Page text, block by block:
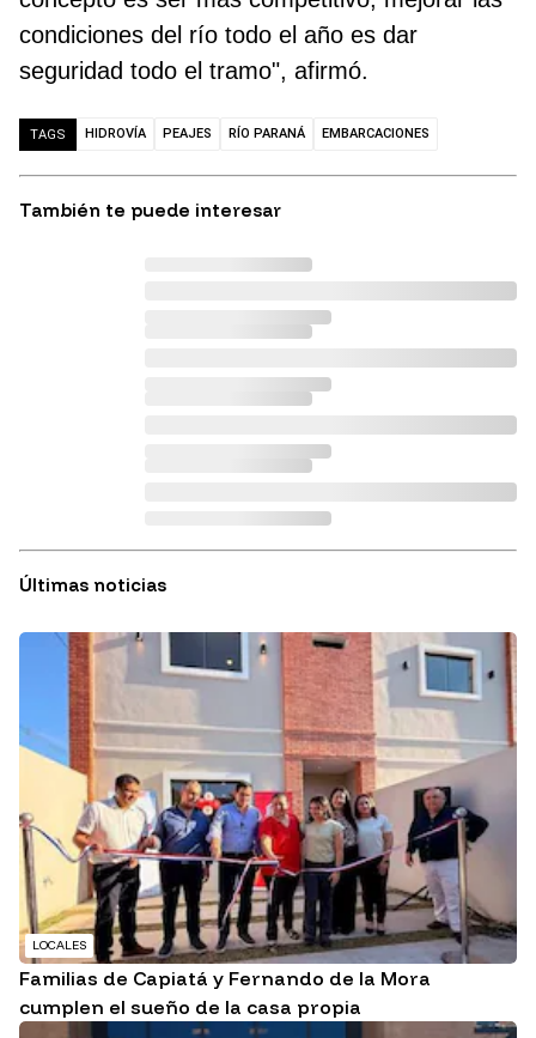
condiciones del río todo el año es dar
seguridad todo el tramo", afirmó.
TAGS HIDROVÍA PEAJES RÍO PARANÁ EMBARCACIONES
También te puede interesar
Últimas noticias
LOCALES
Familias de Capiatá y Fernando de la Mora
cumplen el sueño de la casa propia